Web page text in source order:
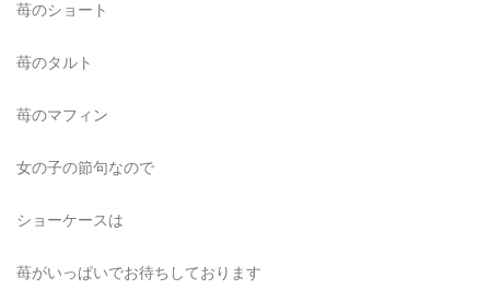
苺のショート
苺のタルト
苺のマフィン
女の子の節句なので
ショーケースは
苺がいっぱいでお待ちしております